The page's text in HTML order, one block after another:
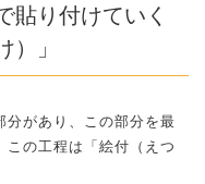
貼り付けていく
）」
分があり、この部分を最
の工程は「絵付（えつ